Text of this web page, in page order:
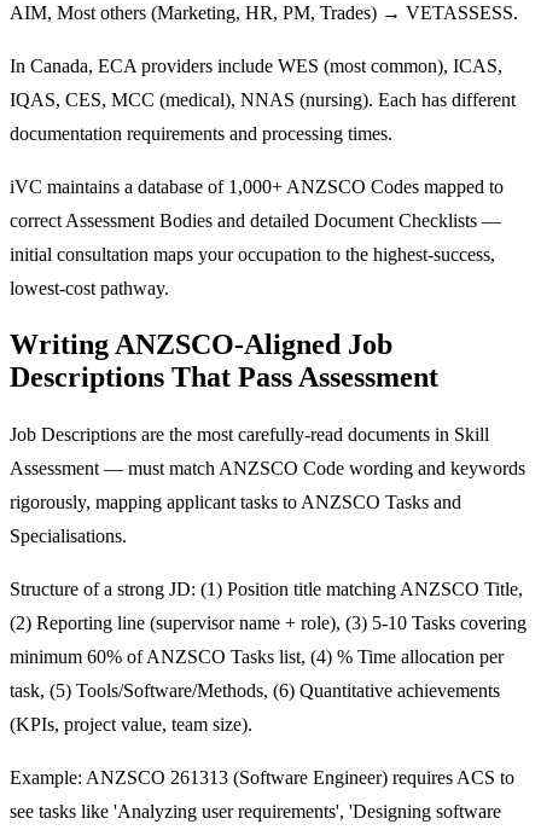
AIM, Most others (Marketing, HR, PM, Trades) → VETASSESS.
In Canada, ECA providers include WES (most common), ICAS,
IQAS, CES, MCC (medical), NNAS (nursing). Each has different
documentation requirements and processing times.
iVC maintains a database of 1,000+ ANZSCO Codes mapped to
correct Assessment Bodies and detailed Document Checklists —
initial consultation maps your occupation to the highest-success,
lowest-cost pathway.
Writing ANZSCO-Aligned Job
Descriptions That Pass Assessment
Job Descriptions are the most carefully-read documents in Skill
Assessment — must match ANZSCO Code wording and keywords
rigorously, mapping applicant tasks to ANZSCO Tasks and
Specialisations.
Structure of a strong JD: (1) Position title matching ANZSCO Title,
(2) Reporting line (supervisor name + role), (3) 5-10 Tasks covering
minimum 60% of ANZSCO Tasks list, (4) % Time allocation per
task, (5) Tools/Software/Methods, (6) Quantitative achievements
(KPIs, project value, team size).
Example: ANZSCO 261313 (Software Engineer) requires ACS to
see tasks like 'Analyzing user requirements', 'Designing software